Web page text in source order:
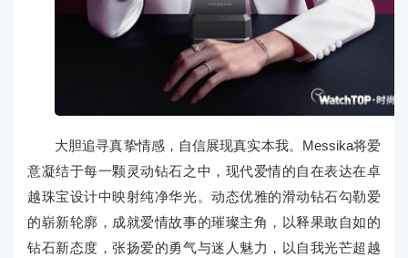
大胆追寻真挚情感，自信展现真实本我。Messika将爱
意凝结于每一颗灵动钻石之中，现代爱情的自在表达在卓
越珠宝设计中映射纯净华光。动态优雅的滑动钻石勾勒爱
的崭新轮廓，成就爱情故事的璀璨主角，以释果敢自如的
钻石新态度，张扬爱的勇气与迷人魅力，以自我光芒超越